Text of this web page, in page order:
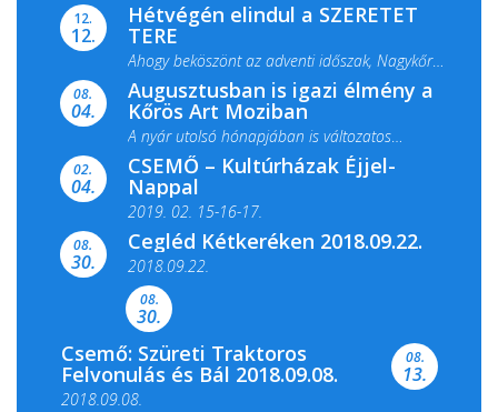
12.
12.
Hétvégén elindul a SZERETET
TERE
Ahogy beköszönt az adventi időszak, Nagykőrös
ismét megtelik ünnepi fénnyel és közös...
08.
04.
Augusztusban is igazi élmény a
Kőrös Art Moziban
A nyár utolsó hónapjában is változatos
filmkínálattal, családi...
02.
04.
CSEMŐ – Kultúrházak Éjjel-
Nappal
2019. 02. 15-16-17.
Színes és tartalmas programokkal várja a
Csemői Községi Könyvtár és...
08.
30.
Cegléd Kétkeréken 2018.09.22.
2018.09.22.
08.
30.
Csemő: Szüreti Traktoros
Felvonulás és Bál 2018.09.08.
2018.09.08.
08.
13.